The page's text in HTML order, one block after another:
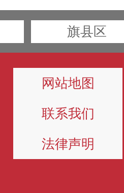
旗县区
网站地图
联系我们
法律声明